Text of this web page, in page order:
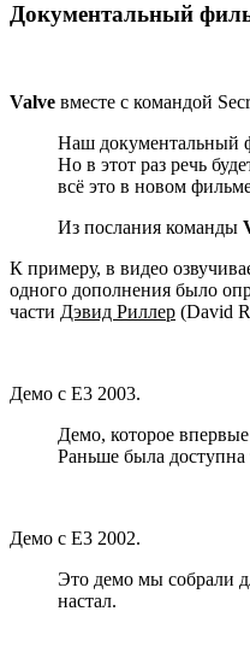
Документальный
Valve вместе с командой
Наш документальный
Но в этот раз речь
всё это в новом
Из послания команды
К примеру, в видео
одного дополнения было
части Дэвид Риллер (David
Демо с E3 2003.
Демо, которое
Раньше была доступна
Демо с E3 2002.
Это демо мы собрали
настал.